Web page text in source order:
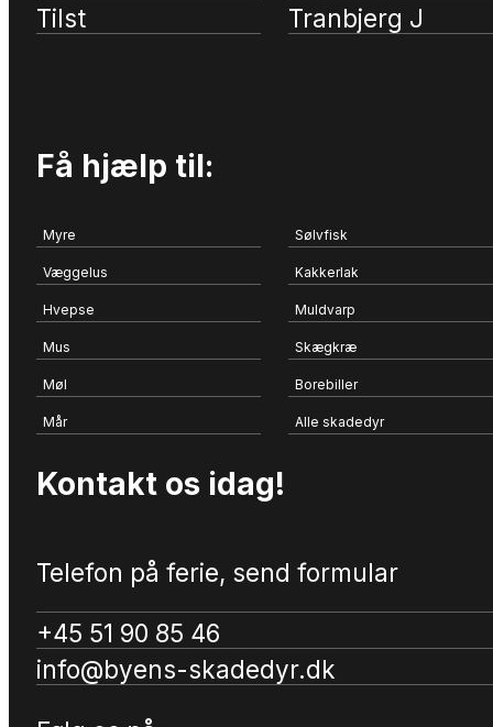
Tilst
Tranbjerg J
Få hjælp til:
Myre Sølvfisk
Væggelus Kakkerlak
Hvepse Muldvarp
Mus Skægkræ
Møl Borebiller
Mår Alle skadedyr
Kontakt os idag!
Telefon på ferie, send formular
+45 51 90 85 46
info@byens-skadedyr.dk